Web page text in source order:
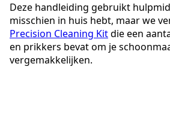
Deze handleiding gebruikt
misschien in huis hebt, maar we
Precision Cleaning Kitdie een
en prikkers bevat om je
vergemakkelijken.